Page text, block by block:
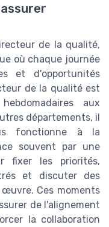
de la qualité,
où chaque journée
et d'opportunités
de la qualité est
aux
départements, il
fonctionne à la
souvent par une
fixer les priorités,
et discuter des
Ces moments
de l'alignement
la collaboration